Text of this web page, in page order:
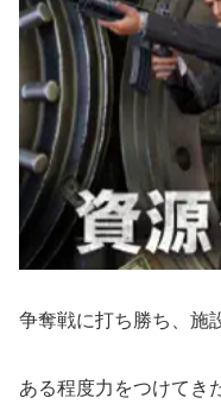
争奪戦に打ち勝ち、施
ある程度力をつけてき